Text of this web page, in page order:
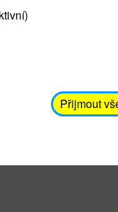
UNICEF
čtvrtek o 11
po domluvě
čísle 606 655
Přijmout